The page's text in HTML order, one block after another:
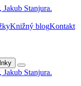
Knižný blogKontakt